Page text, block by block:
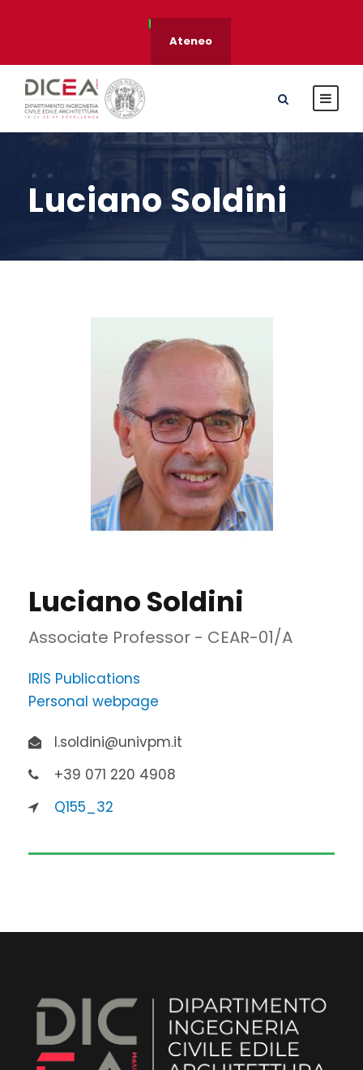
Ateneo
Luciano Soldini
Luciano Soldini
Associate Professor - CEAR-01/A
IRIS Publications
Personal webpage
l.soldini@univpm.it
+39 071 220 4908
Q155_32